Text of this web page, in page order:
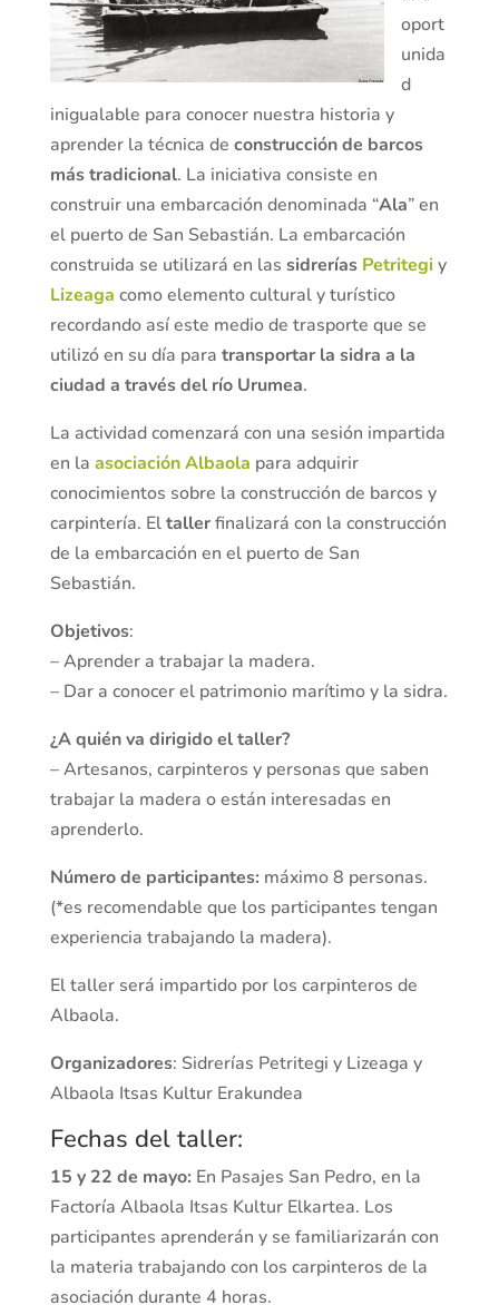
oport
unida
d
inigualable para conocer nuestra historia y
aprender la técnica de construcción de barcos
más tradicional. La iniciativa consiste en
construir una embarcación denominada “Ala” en
el puerto de San Sebastián. La embarcación
construida se utilizará en las sidrerías Petritegiy
Lizeaga como elemento cultural y turístico
recordando así este medio de trasporte que se
utilizó en su día para transportar la sidra a la
ciudad a través del río Urumea.
La actividad comenzará con una sesión impartida
en la asociación Albaola para adquirir
conocimientos sobre la construcción de barcos y
carpintería. Eltallerfinalizará con la construcción
de la embarcación en el puerto de San
Sebastián.
Objetivos:
– Aprender a trabajar la madera.
– Dar a conocer el patrimonio marítimo y la sidra.
¿A quién va dirigido el taller?
– Artesanos, carpinteros y personas que saben
trabajar la madera o están interesadas en
aprenderlo.
Número de participantes: máximo 8 personas.
(*es recomendable que los participantes tengan
experiencia trabajando la madera).
El taller será impartido por los carpinteros de
Albaola.
Organizadores: Sidrerías Petritegi y Lizeaga y
Albaola Itsas Kultur Erakundea
Fechas del taller:
15 y 22 de mayo: En Pasajes San Pedro, en la
Factoría Albaola Itsas Kultur Elkartea. Los
participantes aprenderán y se familiarizarán con
la materia trabajando con los carpinteros de la
asociación durante 4 horas.